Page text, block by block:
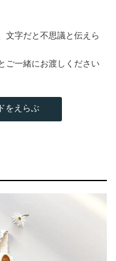
文字だと不思議と伝えら
ご一緒にお渡しください
をえらぶ